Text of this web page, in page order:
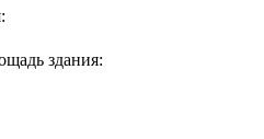
здания: